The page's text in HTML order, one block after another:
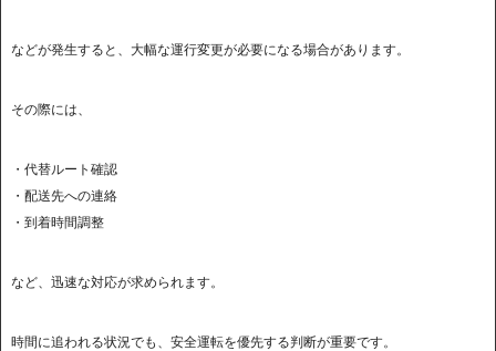
などが発生すると、大幅な運行変更が必要になる場合があります。
その際には、
・代替ルート確認
・配送先への連絡
・到着時間調整
など、迅速な対応が求められます。
時間に追われる状況でも、安全運転を優先する判断が重要です。